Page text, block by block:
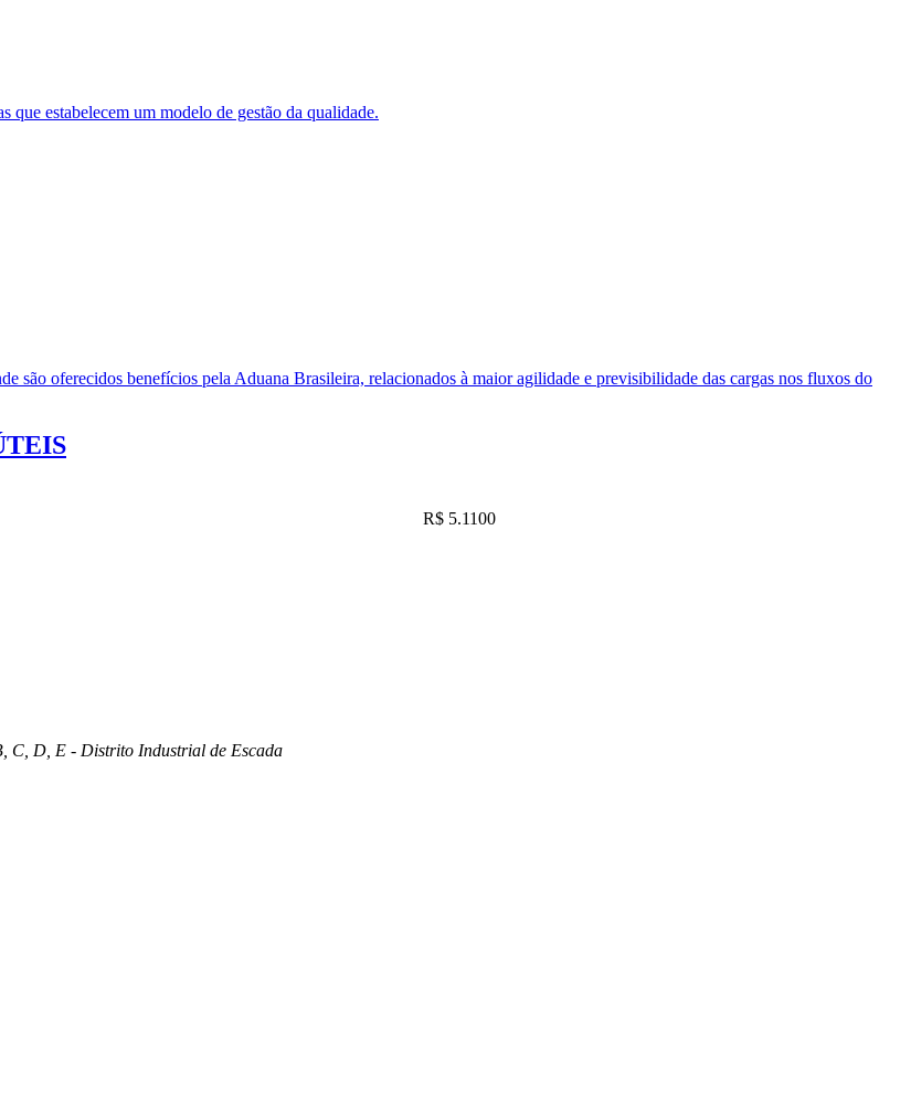
estabelecem um modelo de gestão da qualidade.
são oferecidos benefícios pela Aduana Brasileira, relacionados à maior agilidade e previsibilidade das cargas nos fluxos do
R$ 5.1100
C, D, E - Distrito Industrial de Escada